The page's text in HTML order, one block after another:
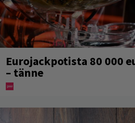
Eurojackpotista 80 000
– tänne